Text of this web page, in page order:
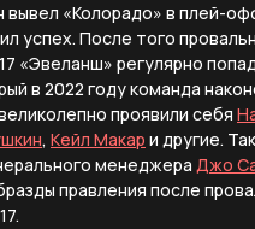
вывел «Колорадо» в плей-
успех. После того
«Эвеланш» регулярно
в 2022 году команда
проявили себя
, Кейл Макар и другие.
менеджера Джо
правления после